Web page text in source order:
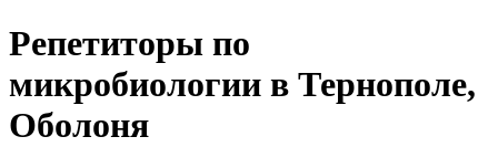
Репетиторы по
микробиологии в Тернополе,
Оболоня